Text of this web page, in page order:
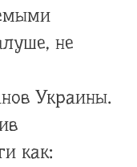
не
Украины.
как: